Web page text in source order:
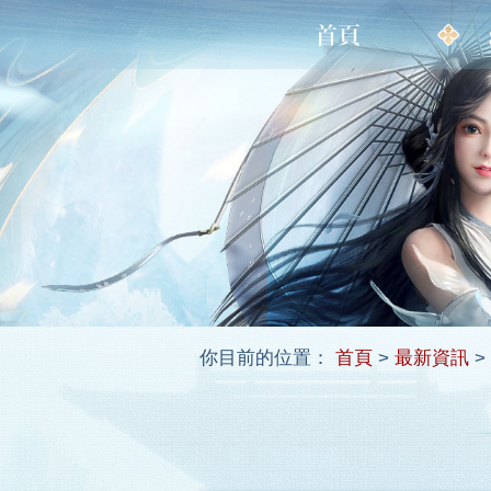
你目前的位置： 首頁 > 最新資訊 >